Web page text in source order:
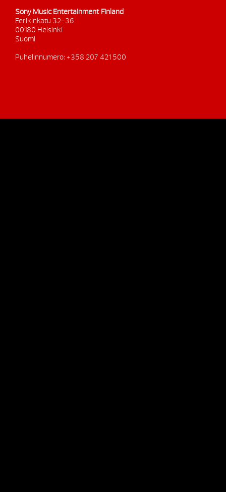
Sony Music Entertainment Finland
Eerikinkatu 32-36
00180 Helsinki
Suomi
Puhelinnumero: +358 207 421 500